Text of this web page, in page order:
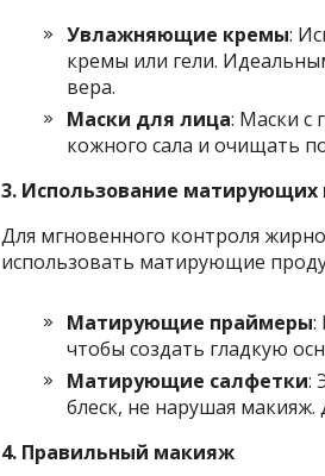
Увлажняющие кремы:
кремы или гели.
вера.
Маски для лица: Маски с
кожного сала и очищать
3. Использование матирующих
Для мгновенного контроля
использовать матирующие
Матирующие праймеры:
чтобы создать гладкую
Матирующие салфетки:
блеск, не нарушая
4. Правильный макияж